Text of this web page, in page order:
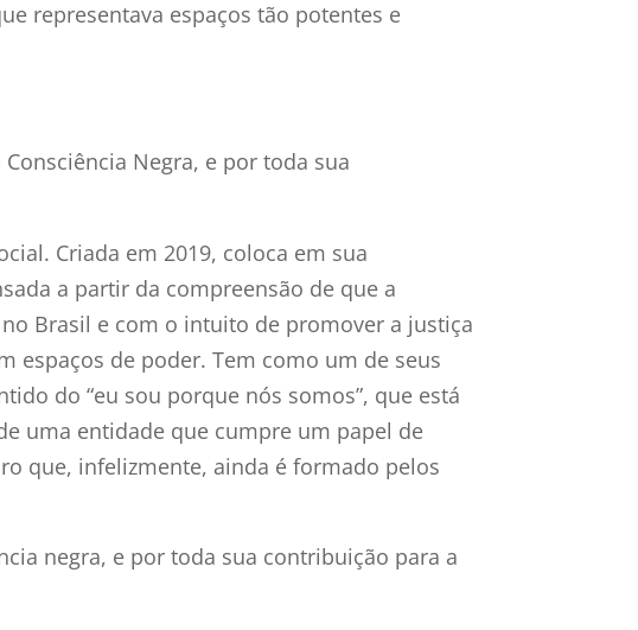
representava espaços tão potentes e
Negra, e por toda sua
Criada em 2019, coloca em sua
a partir da compreensão de que a
Brasil e com o intuito de promover a justiça
espaços de poder. Tem como um de seus
do “eu sou porque nós somos”, que está
uma entidade que cumpre um papel de
que, infelizmente, ainda é formado pelos
negra, e por toda sua contribuição para a